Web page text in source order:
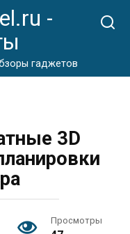
-
гаджетов
3D
Просмотры